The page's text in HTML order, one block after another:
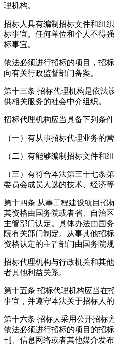
理机构。
招标人具有编制招标文件和组
标事宜。任何单位和个人不得
标事宜。
依法必须进行招标的项目，招
向有关行政监督部门备案。
第十三条 招标代理机构是依法
供相关服务的社会中介组织。
招标代理机构应当具备下列条件
（一）有从事招标代理业务的
（二）有能够编制招标文件和
（三）有符合本法第三十七条
委员会成员人选的技术、经济等
第十四条 从事工程建设项目招
其资格由国务院或者省、自治
主管部门认定。具体办法由国
院有关部门制定。从事其他招
资格认定的主管部门由国务院规
招标代理机构与行政机关和其
者其他利益关系。
第十五条 招标代理机构应当在
事宜，并遵守本法关于招标人的
第十六条 招标人采用公开招标
依法必须进行招标的项目的招
刊、信息网络或者其他媒介发布